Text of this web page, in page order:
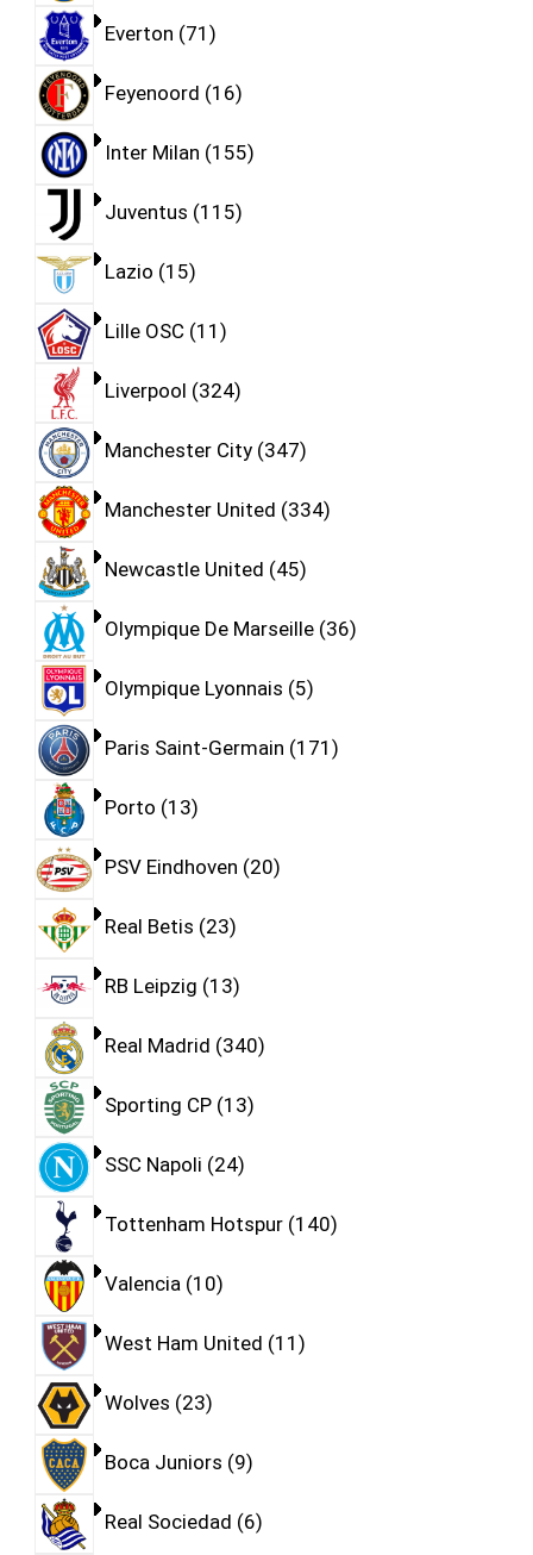
Everton 71
Feyenoord 16
Inter Milan 155
Juventus 115
Lazio 15
Lille OSC 11
Liverpool 324
Manchester City 347
Manchester United 334
Newcastle United 45
Olympique De Marseille 36
Olympique Lyonnais 5
Paris Saint-Germain 171
Porto 13
PSV Eindhoven 20
Real Betis 23
RB Leipzig 13
Real Madrid 340
Sporting CP 13
SSC Napoli 24
Tottenham Hotspur 140
Valencia 10
West Ham United 11
Wolves 23
Boca Juniors 9
Real Sociedad 6